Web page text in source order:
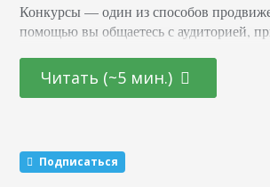
Конкурсы –– один из способов
помощью вы общаетесь с аудиторией,
что вы обещаете участникам подарок за
или иным образом расскажут о вас
механики, которые маркетологи
Читать (~5 мин.)
Подписаться